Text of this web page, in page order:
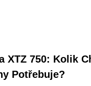
XTZ 750: Kolik
Potřebuje?